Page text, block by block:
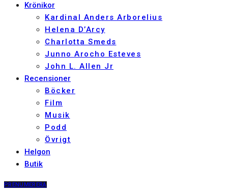
Krönikor
Kardinal Anders Arborelius
Helena D’Arcy
Charlotta Smeds
Junno Arocho Esteves
John L. Allen Jr
Recensioner
Böcker
Film
Musik
Podd
Övrigt
Helgon
Butik
PRENUMERERA